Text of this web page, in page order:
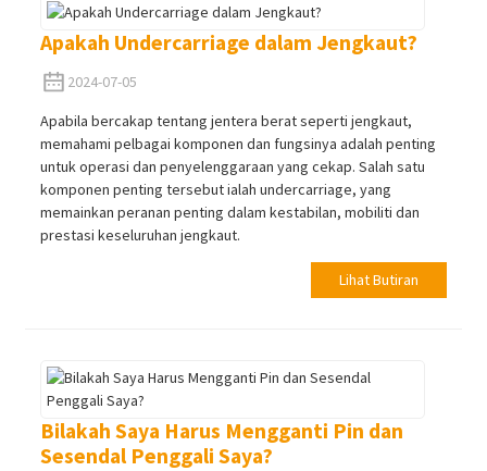
Apakah Undercarriage dalam Jengkaut?
2024-07-05
Apabila bercakap tentang jentera berat seperti jengkaut,
memahami pelbagai komponen dan fungsinya adalah penting
untuk operasi dan penyelenggaraan yang cekap. Salah satu
komponen penting tersebut ialah undercarriage, yang
memainkan peranan penting dalam kestabilan, mobiliti dan
prestasi keseluruhan jengkaut.
Lihat Butiran
Bilakah Saya Harus Mengganti Pin dan
Sesendal Penggali Saya?